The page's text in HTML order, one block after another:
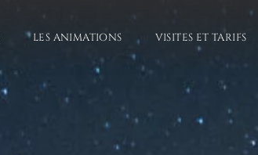
LES ANIMATIONS VISITES ET TARIFS